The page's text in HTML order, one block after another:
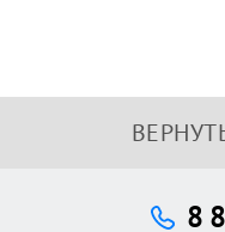
8